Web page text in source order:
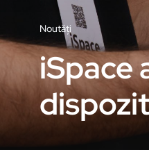
Noutăți
iSpace